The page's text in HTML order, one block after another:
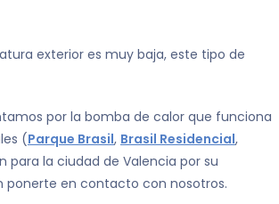
exterior es muy baja, este tipo de
por la bomba de calor que funciona
(Parque Brasil, Brasil Residencial,
para la ciudad de Valencia por su
ponerte en contacto con nosotros.